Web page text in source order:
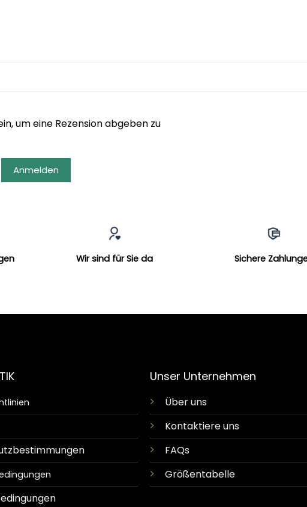
um eine Rezension abgeben zu
Anmelden
Wir sind für Sie da Sichere
Unser Unternehmen
Über uns
Kontaktiere uns
FAQs
Größentabelle